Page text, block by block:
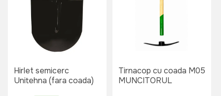
Hirlet semicerc
Unitehna (fara coada)
Tirnacop cu coada M05
MUNCITORUL